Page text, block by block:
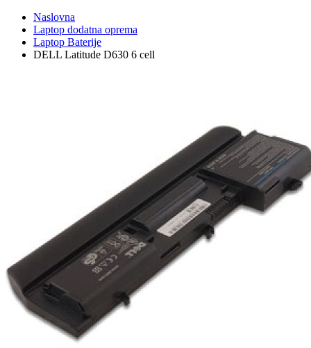
Naslovna
Laptop dodatna oprema
Laptop Baterije
DELL Latitude D630 6 cell